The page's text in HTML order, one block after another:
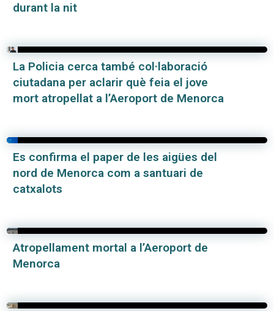
durant la nit
La Policia cerca també col·laboració
ciutadana per aclarir què feia el jove
mort atropellat a l’Aeroport de Menorca
Es confirma el paper de les aigües del
nord de Menorca com a santuari de
catxalots
Atropellament mortal a l’Aeroport de
Menorca